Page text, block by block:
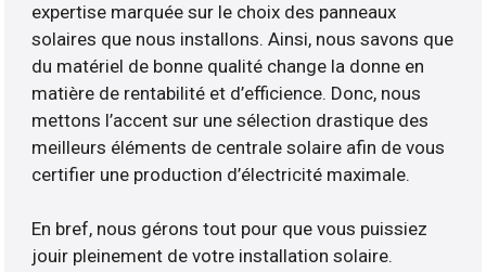
expertise marquée sur le choix des panneaux
solaires que nous installons. Ainsi, nous savons que
du matériel de bonne qualité change la donne en
matière de rentabilité et d’efficience. Donc, nous
mettons l’accent sur une sélection drastique des
meilleurs éléments de centrale solaire afin de vous
certifier une production d’électricité maximale.
En bref, nous gérons tout pour que vous puissiez
jouir pleinement de votre installation solaire.